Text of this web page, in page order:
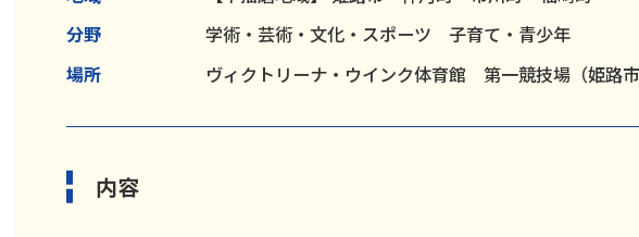
分野
学術・芸術・文化・スポーツ 子育て・青少年
場所
ヴィクトリーナ・ウインク体育館 第一競技場（姫路市
内容